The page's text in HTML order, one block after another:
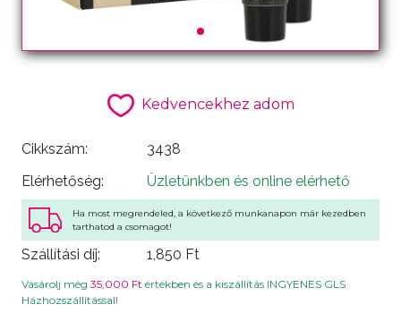
Kedvencekhez adom
Cikkszám:
3438
Elérhetőség:
Üzletünkben és online elérhető
Ha most megrendeled, a következő munkanapon már kezedben
tarthatod a csomagot!
Szállítási díj: 1,850 Ft
Vásárolj még 35,000 Ft értékben és a kiszállítás INGYENES GLS
Házhozszállítással!